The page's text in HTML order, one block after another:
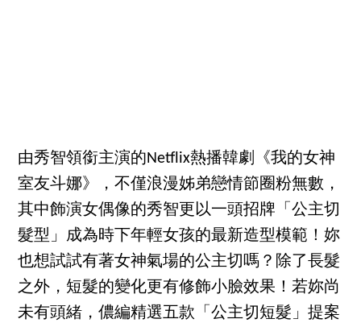
由秀智領銜主演的Netflix熱播韓劇《我的女神
室友斗娜》，不僅浪漫姊弟戀情節圈粉無數，
其中飾演女偶像的秀智更以一頭招牌「公主切
髮型」成為時下年輕女孩的最新造型模範！妳
也想試試有著女神氣場的公主切嗎？除了長髮
之外，短髮的變化更有修飾小臉效果！若妳尚
未有頭緒，儂編精選五款「公主切短髮」提案